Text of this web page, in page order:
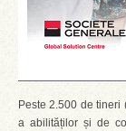
Peste 2.500 de
a abilităților și de